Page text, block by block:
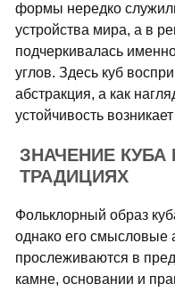
формы нередко
устройства мира, а в
подчеркивалась
углов. Здесь куб
абстракция, а как
устойчивость
ЗНАЧЕНИЕ
ТРАДИЦИЯХ
Фольклорный образ
однако его смысловые
прослеживаются в
камне, основании и